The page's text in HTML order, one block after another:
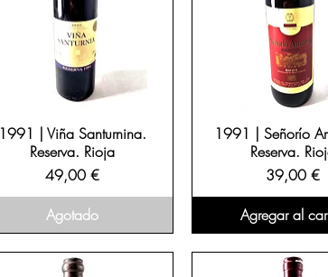
1991 | Viña Santurnina.
Reserva. Rioja
Precio
49,00 €
Agotado
1991 | Señorío
Reserva.
Precio
39,00 €
Agregar al